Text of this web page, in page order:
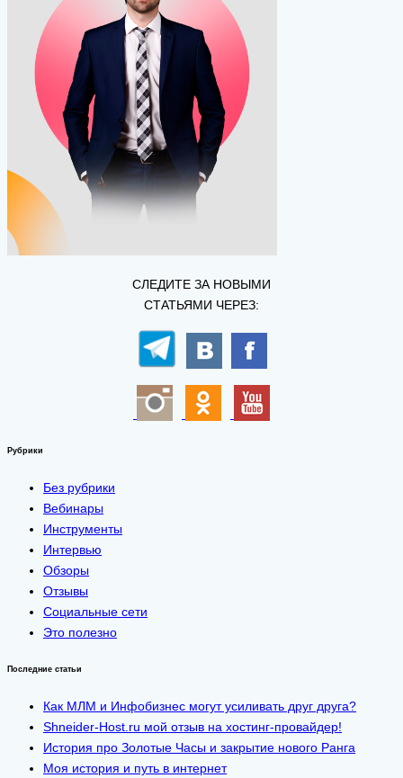
СЛЕДИТЕ ЗА НОВЫМИ
СТАТЬЯМИ ЧЕРЕЗ:
Рубрики
Без рубрики
Вебинары
Инструменты
Интервью
Обзоры
Отзывы
Социальные сети
Это полезно
Последние статьи
Как МЛМ и Инфобизнес могут усиливать друг друга?
Shneider-Host.ru мой отзыв на хостинг-провайдер!
История про Золотые Часы и закрытие нового Ранга
Моя история и путь в интернет